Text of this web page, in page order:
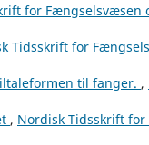
for Fængselsvæsen
Tidsskrift for
til fanger. ,
, Nordisk Tidsskrift